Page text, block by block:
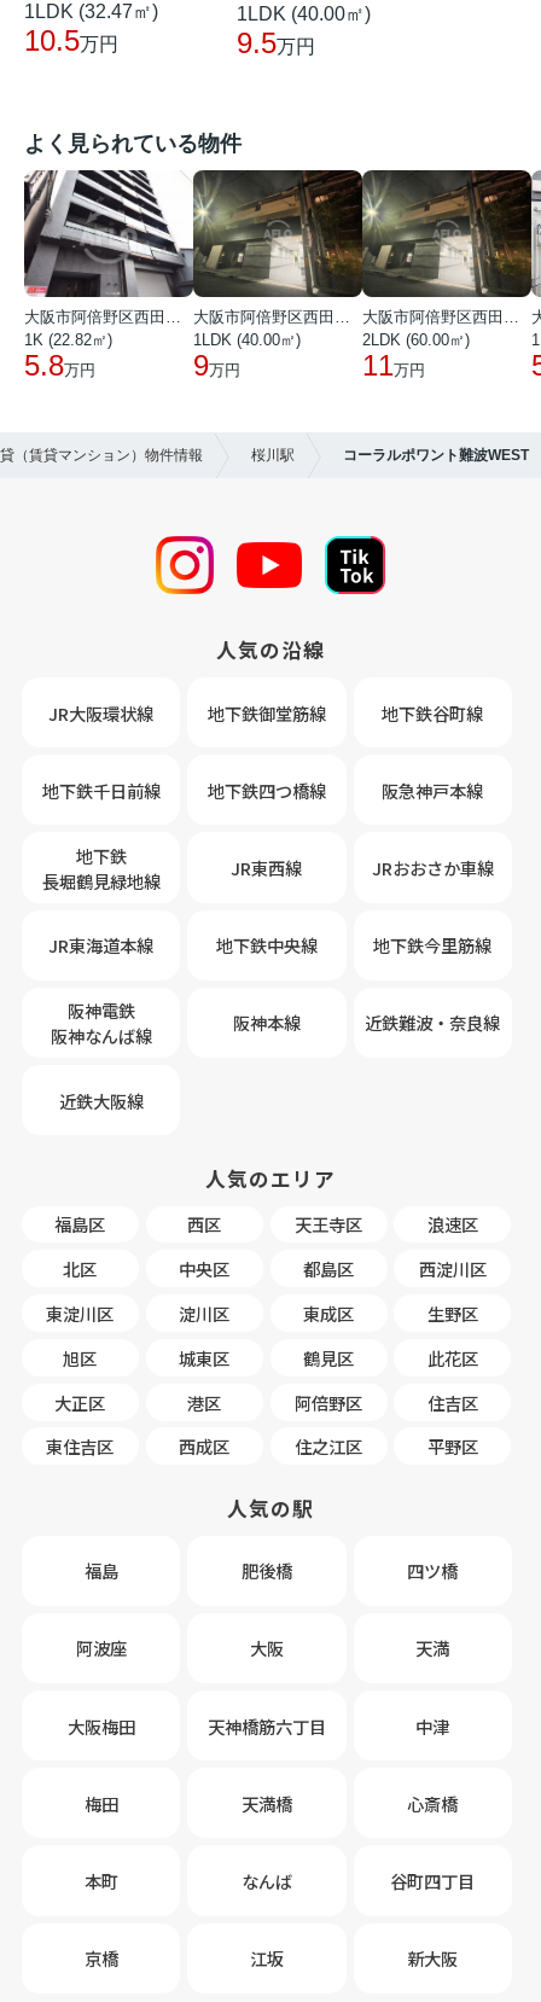
1LDK (32.47㎡)
10.5万円
1LDK (40.00㎡)
9.5万円
よく見られている物件
大阪市阿倍野区西田辺町１丁目
1K (22.82㎡)
5.8万円
大阪市阿倍野区西田辺町１丁目
1LDK (40.00㎡)
9万円
大阪市阿倍野区西田辺町１丁目
2LDK (60.00㎡)
11万円
（賃貸マンション）物件情報 桜川駅 コーラルポワント難波WEST
人気の沿線
JR大阪環状線 地下鉄御堂筋線 地下鉄谷町線
地下鉄千日前線 地下鉄四つ橋線 阪急神戸本線
地下鉄
長堀鶴見緑地線
JR東西線 JRおおさか車線
JR東海道本線 地下鉄中央線 地下鉄今里筋線
阪神電鉄
阪神なんば線
阪神本線 近鉄難波・奈良線
近鉄大阪線
人気のエリア
福島区 西区 天王寺区
浪速区
北区
中央区 都島区
西淀川区
東淀川区
淀川区 東成区
生野区
旭区
城東区 鶴見区
此花区
大正区
港区 阿倍野区
住吉区
東住吉区
西成区 住之江区 平野区
人気の駅
福島 肥後橋 四ツ橋
阿波座 大阪 天満
大阪梅田 天神橋筋六丁目 中津
梅田 天満橋 心斎橋
本町 なんば 谷町四丁目
京橋 江坂 新大阪